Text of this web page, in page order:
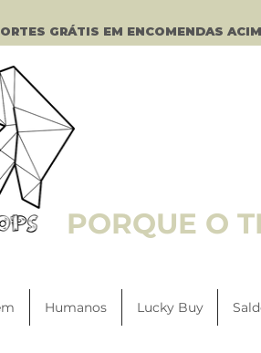
PORQUE O
Humanos Lucky Buy